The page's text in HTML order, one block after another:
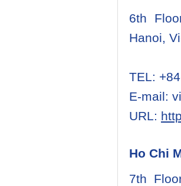
6th
Hanoi,
TEL:
E-mail:
URL:
Ho Chi
7th